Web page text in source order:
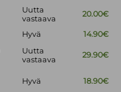
Uutta
vastaava
20.00€
Hyvä
14.90€
Uutta
vastaava
29.90€
Hyvä 18.90€